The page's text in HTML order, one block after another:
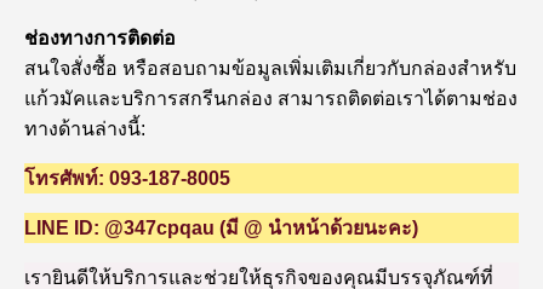
ช่องทางการติดต่อ
สนใจสั่งซื้อ หรือสอบถามข้อมูลเพิ่มเติมเกี่ยวกับกล่องสำหรับ
แก้วมัคและบริการสกรีนกล่อง สามารถติดต่อเราได้ตามช่อง
ทางด้านล่างนี้:
โทรศัพท์: 093-187-8005
LINE ID: @347cpqau (มี @ นำหน้าด้วยนะคะ)
เรายินดีให้บริการและช่วยให้ธุรกิจของคุณมีบรรจุภัณฑ์ที่